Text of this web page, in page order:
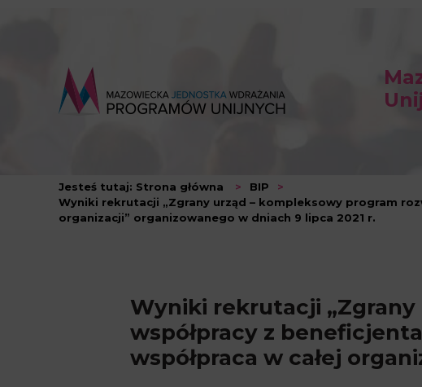
Jesteś tutaj: Strona główna > BIP
>
Wyniki rekrutacji „Zgrany urząd – kompleksowy program
organizacji” organizowanego w dniach 9 lipca 2021 r.
Wyniki rekrutacji
współpracy z
współpraca w całej